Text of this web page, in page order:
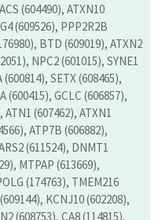
(604490), ATXN10
(609526), PPP2R2B
BTD (609019), ATXN2
NPC2 (601015), SYNE1
SETX (608465),
(600415), GCLC (606857),
ATN1 (607462), ATXN1
ATP7B (606882),
(611524), DNMT1
MTPAP (613669),
(174763), TMEM216
KCNJ10 (602208),
(608753), CA8 (114815),